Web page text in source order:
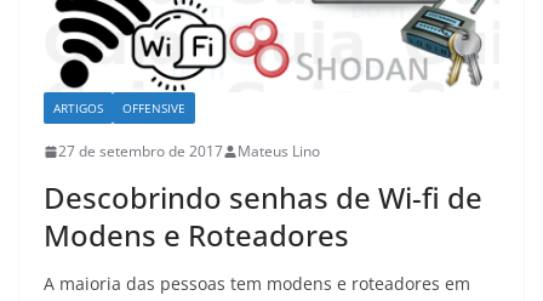
ARTIGOS OFFENSIVE
27 de setembro de 2017 Mateus Lino
Descobrindo senhas de Wi-fi de
Modens e Roteadores
A maioria das pessoas tem modens e roteadores em